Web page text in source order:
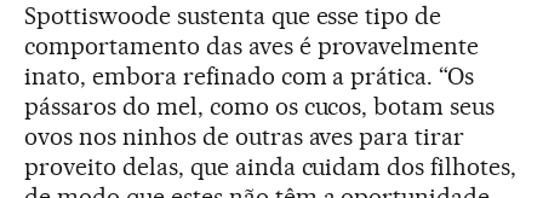
Spottiswoode sustenta que esse tipo de
comportamento das aves é provavelmente
inato, embora refinado com a prática. “Os
pássaros do mel, como os cucos, botam seus
ovos nos ninhos de outras aves para tirar
proveito delas, que ainda cuidam dos filhotes,